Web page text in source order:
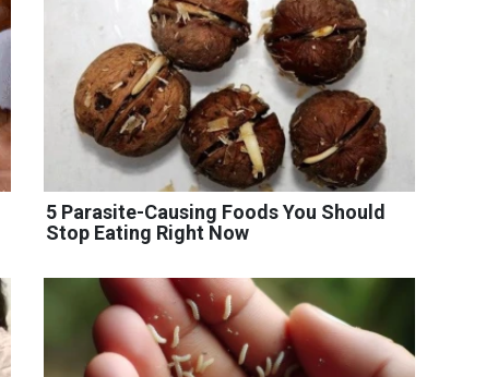
5 Parasite-Causing Foods You Should
Stop Eating Right Now